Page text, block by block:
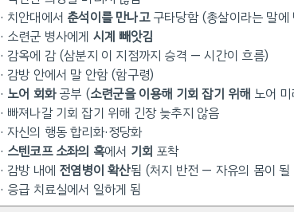
· 치안대에서 춘석이를 만나고구타당함 (총살이라는 말에
· 소련군 병사에게 시계 빼앗김
· 감옥에 감 (삼분지 이 지점까지 승격 — 시간이 흐름)
· 감방 안에서 말 안함 (함구령)
· 노어 회화공부 (소련군을 이용해 기회 잡기 위해 노어
· 빠져나갈 기회 잡기 위해 긴장 늦추지 않음
· 자신의 행동 합리화·정당화
· 스텐코프 소좌의 혹에서 기회 포착
· 감방 내에 전염병이 확산됨 (처지 반전 — 자유의 몸이 될
· 응급 치료실에서 일하게 됨